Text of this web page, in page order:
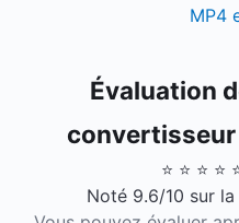
MP4
Évaluation
convertisseur
⭐ ⭐ ⭐ ⭐
Noté 9.6/10 sur la